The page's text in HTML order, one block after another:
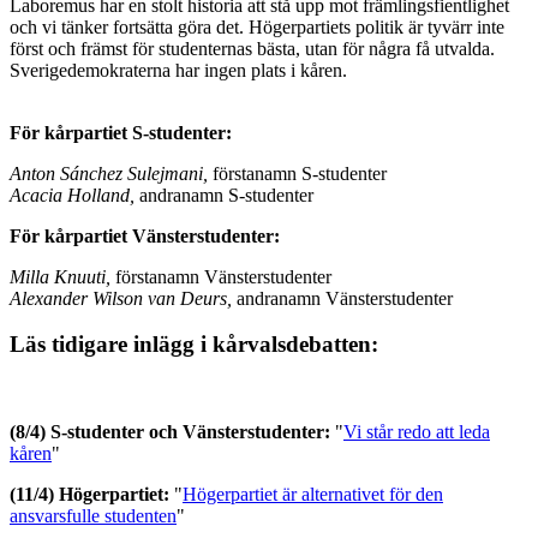
Laboremus har en stolt historia att stå upp mot främlingsfientlighet
och vi tänker fortsätta göra det. Högerpartiets politik är tyvärr inte
först och främst för studenternas bästa, utan för några få utvalda.
Sverigedemokraterna har ingen plats i kåren.
För kårpartiet S-studenter:
Anton Sánchez Sulejmani, förstanamn S-studenter
Acacia Holland, andranamn S-studenter
För kårpartiet Vänsterstudenter:
Milla Knuuti, förstanamn Vänsterstudenter
Alexander Wilson van Deurs, andranamn Vänsterstudenter
Läs tidigare inlägg i kårvalsdebatten:
(8/4) S-studenter och Vänsterstudenter: "Vi står redo att leda
kåren"
(11/4) Högerpartiet: "Högerpartiet är alternativet för den
ansvarsfulle studenten"